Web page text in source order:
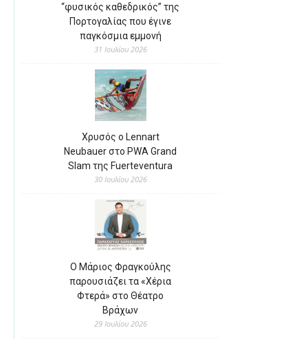
“φυσικός καθεδρικός” της
Πορτογαλίας που έγινε
παγκόσμια εμμονή
31 Ιουλίου 2026
Χρυσός ο Lennart
Neubauer στο PWA Grand
Slam της Fuerteventura
30 Ιουλίου 2026
Ο Μάριος Φραγκούλης
παρουσιάζει τα «Χέρια
Φτερά» στο Θέατρο
Βράχων
29 Ιουλίου 2026